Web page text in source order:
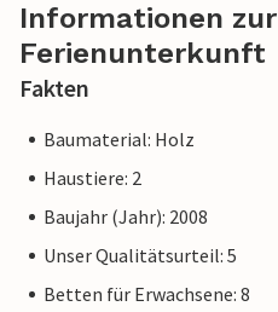
Informationen zur
Ferienunterkunft
Fakten
Baumaterial: Holz
Haustiere: 2
Baujahr (Jahr): 2008
Unser Qualitätsurteil: 5
Betten für Erwachsene: 8